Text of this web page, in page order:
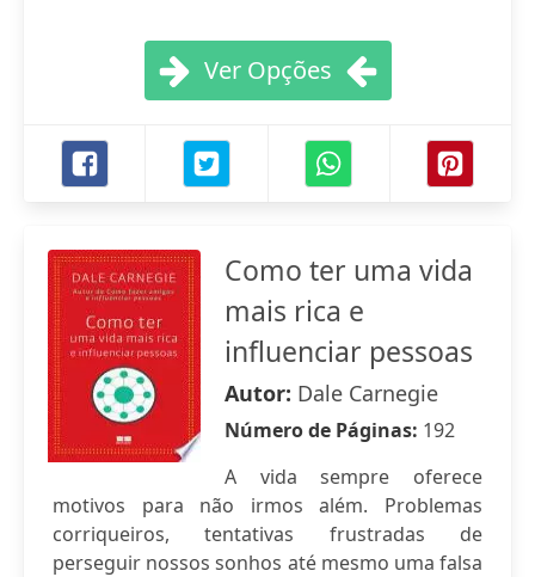
Ver Opções
Como ter uma vida
mais rica e
influenciar pessoas
Autor: Dale Carnegie
Número de Páginas: 192
A vida sempre oferece
motivos para não irmos além. Problemas
corriqueiros, tentativas frustradas de
perseguir nossos sonhos até mesmo uma falsa